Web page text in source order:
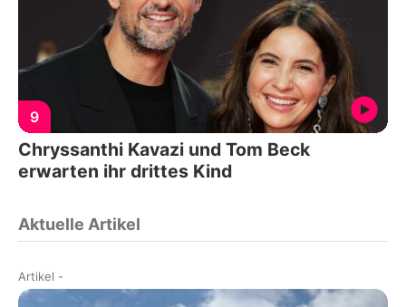
9
Chryssanthi Kavazi und Tom Beck
erwarten ihr drittes Kind
Aktuelle Artikel
Artikel -